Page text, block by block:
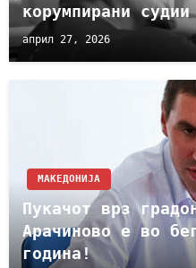
корумпирани
април 27, 2026
МАКЕДОНИЈА
Пукачот врз
Арачиново е во
година!